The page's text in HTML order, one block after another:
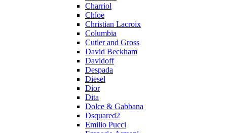
Charriol
Chloe
Christian Lacroix
Columbia
Cutler and Gross
David Beckham
Davidoff
Despada
Diesel
Dior
Dita
Dolce & Gabbana
Dsquared2
Emilio Pucci